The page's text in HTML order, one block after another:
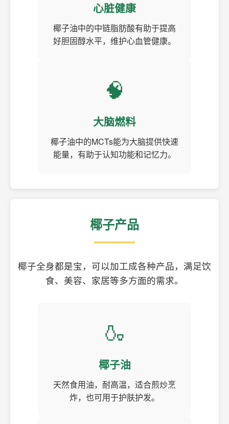
心脏健康
椰子油中的中链脂肪酸有助于提高
好胆固醇水平，维护心血管健康。
🧠
大脑燃料
椰子油中的MCTs能为大脑提供快速
能量，有助于认知功能和记忆力。
椰子产品
椰子全身都是宝，可以加工成各种产品，满足饮
食、美容、家居等多方面的需求。
🍶
椰子油
天然食用油，耐高温，适合煎炒烹
炸，也可用于护肤护发。